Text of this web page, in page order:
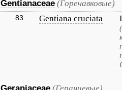
Gentianaceae (Горечавковые)
83. Gentiana cruciata
Geraniaceae